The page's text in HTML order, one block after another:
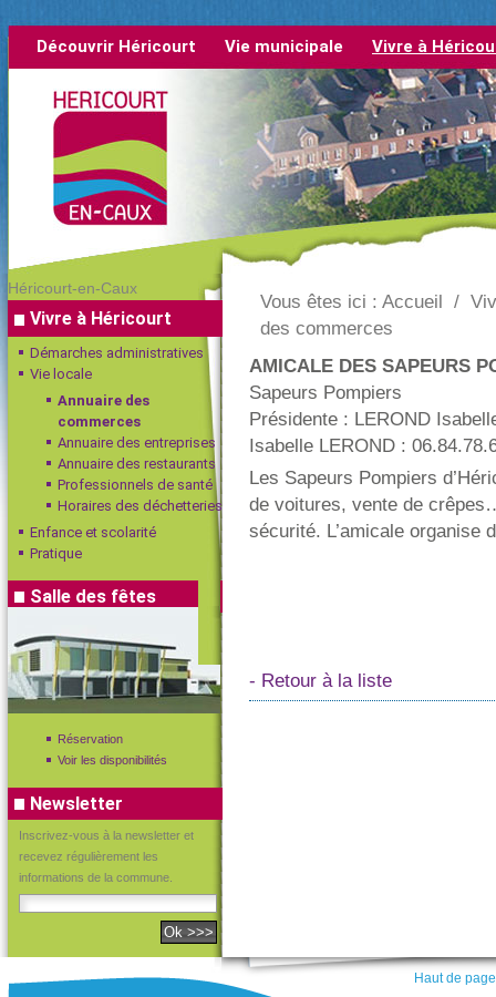
Découvrir Héricourt Vie municipale
Vivre à
Vous êtes ici : Accueil /
des commerces
AMICALE DES SAPEURS
Sapeurs Pompiers
Présidente : LEROND
Isabelle LEROND :
Les Sapeurs Pompiers
de voitures, vente de
sécurité. L’amicale organise
- Retour à la liste
Héricourt-en-Caux
Vivre à Héricourt
Démarches administratives
Vie locale
Annuaire des
commerces
Annuaire des entreprises
Annuaire des restaurants
Professionnels de santé
Horaires des déchetteries
Enfance et scolarité
Pratique
Salle des fêtes
Réservation
Voir les disponibilités
Newsletter
Inscrivez-vous à la newsletter et
recevez régulièrement les
informations de la commune.
Haut de page